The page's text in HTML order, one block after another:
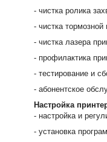
- чистка ролика
- чистка
- чистка лазера
- профилактика
- тестирование и
- абонентское
Настройка
- настройка и
- установка